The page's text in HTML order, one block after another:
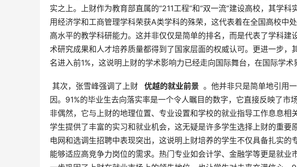
实之上。上财作为教育部直属的“211工程”和“双一流”建设高校，其学
用经济学和工商管理学科荣获A类学科的殊荣，这代表着在全国高校中
高水平的教学科研能力。这并非仅仅是简单的排名，而是代表了学科
术研究成果和人才培养质量都得到了国家层面的权威认可。更进一步，
名进入前1%，这说明上财的学术影响力已经走向国际舞台，在国际学术
其次，张雪峰强调了上财
  优越的就业前景
。他并非只是简单地引用
因。91%的毕业生去向落实率是一个令人瞩目的数字，它直接反映了市
非偶然，它与上财的地理位置、专业设置和学校的就业指导工作息息
学生提供了丰富的实习和就业机会，这无疑是许多学生选择上财的重要
电网和选调生招聘中表现突出，这说明上财培养的学生不仅具备扎实的
能够适应高竞争力岗位的需求。热门专业如会计学、金融学等更是就业